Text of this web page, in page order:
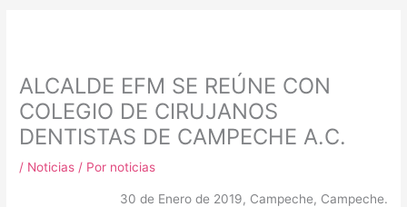
ALCALDE EFM SE REÚNE CON
COLEGIO DE CIRUJANOS
DENTISTAS DE CAMPECHE A.C.
/ Noticias / Por noticias
30 de Enero de 2019, Campeche, Campeche.